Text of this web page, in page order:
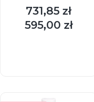
Cena
731,85 zł
Cena
595,00 zł